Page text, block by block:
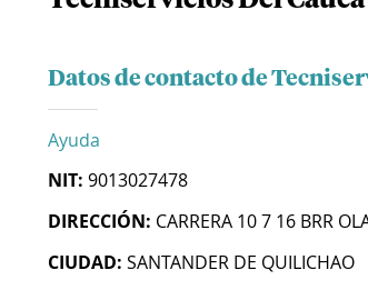
Datos de contacto de
Ayuda
NIT: 9013027478
DIRECCIÓN: CARRERA 10 7 16 BRR
CIUDAD: SANTANDER DE QUILICHAO